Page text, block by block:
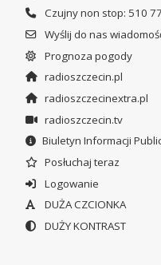
Czujny non stop: 510
Wyślij do nas
Prognoza pogody
radioszczecin.pl
radioszczecinextra.pl
radioszczecin.tv
Biuletyn Informacji
Posłuchaj teraz
Logowanie
DUŻA CZCIONKA
DUŻY KONTRAST